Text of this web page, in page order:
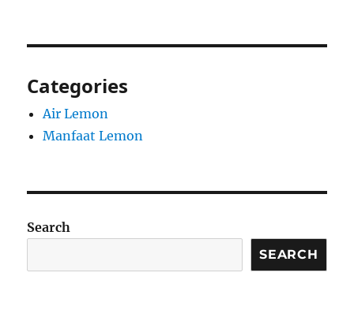
Categories
Air Lemon
Manfaat Lemon
Search
SEARCH